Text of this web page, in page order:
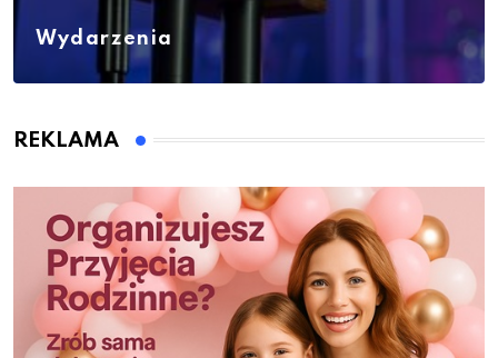
Wydarzenia
REKLAMA